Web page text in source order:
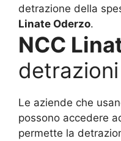
detrazione della
Linate Oderzo.
NCC
Le aziende che
possono accedere
permette la